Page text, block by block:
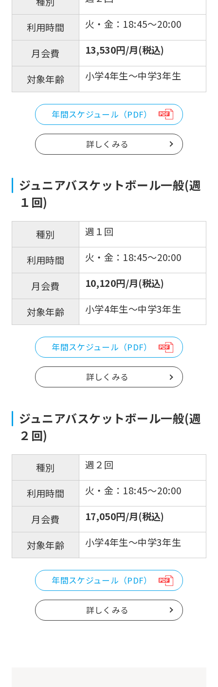
利用時間 火・金：18:45〜20:00
月会費 13,530円/月(税込)
対象年齢 小学4年生〜中学3年生
年間スケジュール（PDF）
詳しくみる
ジュニアバスケットボール一般(週
１回)
種別 週１回
利用時間 火・金：18:45〜20:00
月会費 10,120円/月(税込)
対象年齢 小学4年生〜中学3年生
年間スケジュール（PDF）
詳しくみる
ジュニアバスケットボール一般(週
２回)
種別 週２回
利用時間 火・金：18:45〜20:00
月会費 17,050円/月(税込)
対象年齢 小学4年生〜中学3年生
年間スケジュール（PDF）
詳しくみる